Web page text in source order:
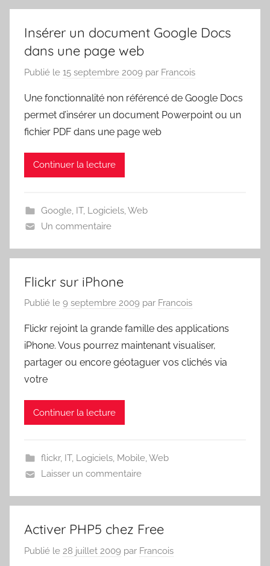
Insérer un document Google Docs
dans une page web
Publié le 15 septembre 2009 par Francois
Une fonctionnalité non référencé de Google Docs
permet d’insérer un document Powerpoint ou un
fichier PDF dans une page web
Continuer la lecture
Google, IT, Logiciels, Web
Un commentaire
Flickr sur iPhone
Publié le 9 septembre 2009 par Francois
Flickr rejoint la grande famille des applications
iPhone. Vous pourrez maintenant visualiser,
partager ou encore géotaguer vos clichés via
votre
Continuer la lecture
flickr, IT, Logiciels, Mobile,Web
Laisser un commentaire
Activer PHP5 chez Free
Publié le 28 juillet 2009 par Francois